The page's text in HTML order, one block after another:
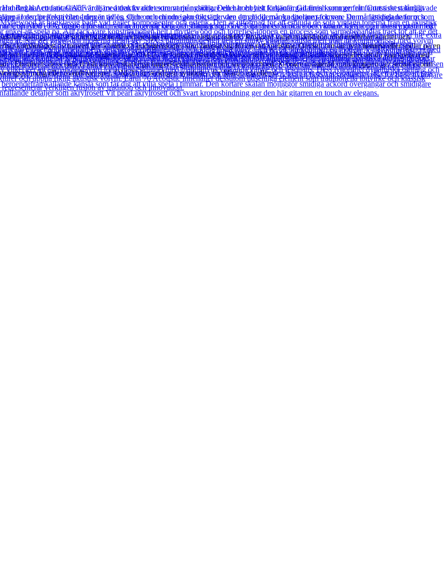
spelupplevelse samtidigt som den visar upp en klassisk elegant estetik. Projicera varje enskild ton med underbar klarhet och
kombination av tonved ger komplexa ljudegenskaper som lämpar sig för en rad spelstilar. Oavsett om du övar hemma eller spelar på en
kommer att flöda från dina fingertoppar. OM-21 är formad med djupa kurvor och en elegant hals och säkerställer att du kan spela med
i Ebenholts dess släta finish kräver skickliga fingerPlektrumsstilar och snabba chord. X-brace monterad inuti kroppen ger sedan enorm
eller överdrivet spel. OM-21 är verkligen symbolen för Martin excellens.